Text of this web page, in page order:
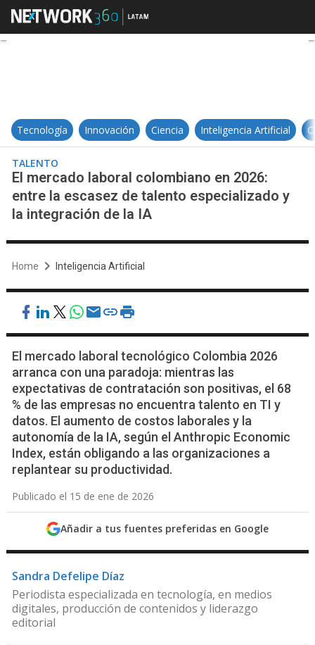
El mercado laboral colombiano
Tecnología Innovación Ciencia Inteligencia Artificial
TALENTO
El mercado laboral colombiano en 2026:
entre la escasez de talento especializado y
la integración de la IA
Home Inteligencia Artificial
El mercado laboral tecnológico Colombia 2026
arranca con una paradoja: mientras las
expectativas de contratación son positivas, el 68
% de las empresas no encuentra talento en TI y
datos. El aumento de costos laborales y la
autonomía de la IA, según el Anthropic Economic
Index, están obligando a las organizaciones a
replantear su productividad.
Publicado el 15 de ene de 2026
Añadir a tus fuentes preferidas en Google
Sandra Defelipe Díaz
Periodista especializada en tecnología, en medios
digitales, producción de contenidos y liderazgo
editorial